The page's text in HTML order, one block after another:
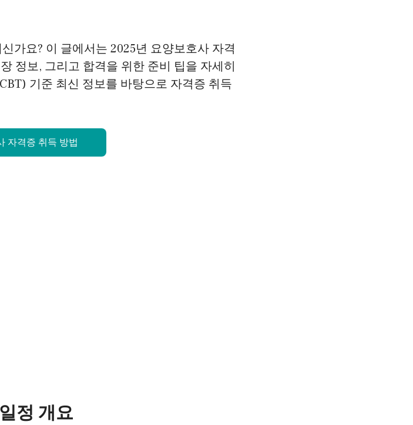
가요? 이 글에서는 2025년 요양보호사 자격
정보, 그리고 합격을 위한 준비 팁을 자세히
기준 최신 정보를 바탕으로 자격증 취득
자격증 취득 방법
정 개요